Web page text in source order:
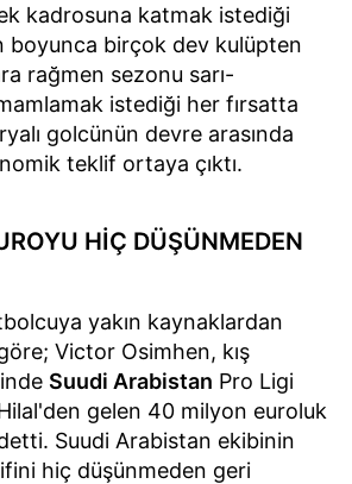
kadrosuna katmak istediği
boyunca birçok dev kulüpten
rağmen sezonu sarı-
istediği her fırsatta
golcünün devre arasında
teklif ortaya çıktı.
HİÇ DÜŞÜNMEDEN
yakın kaynaklardan
Victor Osimhen, kış
Suudi Arabistan Pro Ligi
gelen 40 milyon euroluk
Suudi Arabistan ekibinin
hiç düşünmeden geri